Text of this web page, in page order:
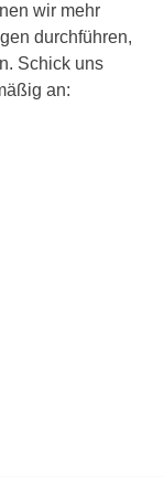
wir mehr
durchführen,
Schick uns
an: